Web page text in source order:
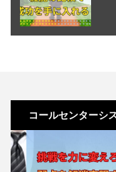
コールセンターシ